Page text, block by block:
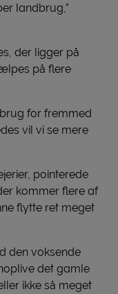
landbrug,”
der ligger på
på flere
for fremmed
vil vi se mere
pointerede
kommer flere af
flytte ret meget
den voksende
det gamle
ikke så meget